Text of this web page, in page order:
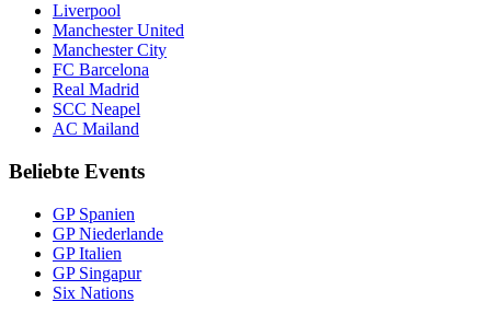
Liverpool
Manchester United
Manchester City
FC Barcelona
Real Madrid
SCC Neapel
AC Mailand
Beliebte Events
GP Spanien
GP Niederlande
GP Italien
GP Singapur
Six Nations